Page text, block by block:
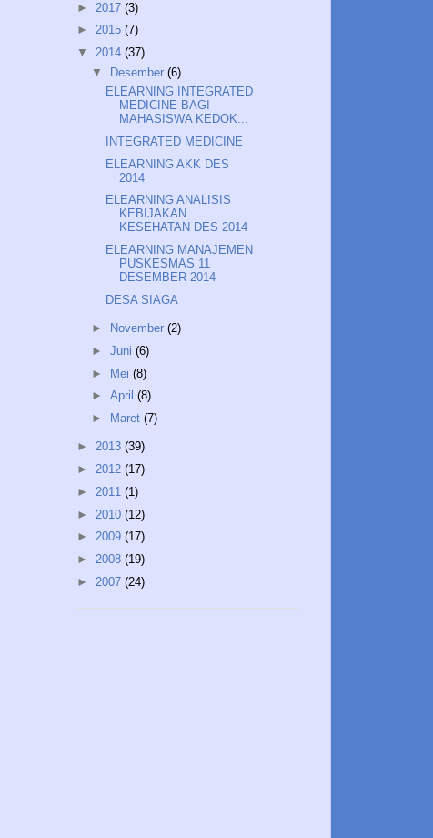
► 2017 (3)
► 2015 (7)
▼ 2014 (37)
▼ Desember (6)
ELEARNING INTEGRATED
MEDICINE BAGI
MAHASISWA KEDOK...
INTEGRATED MEDICINE
ELEARNING AKK DES
2014
ELEARNING ANALISIS
KEBIJAKAN
KESEHATAN DES 2014
ELEARNING MANAJEMEN
PUSKESMAS 11
DESEMBER 2014
DESA SIAGA
► November (2)
► Juni (6)
► Mei (8)
► April (8)
►
Maret (7)
► 2013 (39)
► 2012 (17)
► 2011 (1)
► 2010 (12)
► 2009 (17)
► 2008 (19)
► 2007 (24)